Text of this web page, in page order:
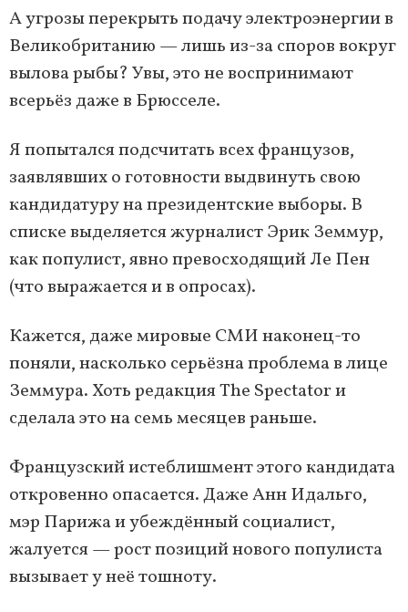
А угрозы перекрыть подачу электроэнергии в
Великобританию — лишь из-за споров вокруг
вылова рыбы? Увы, это не воспринимают
всерьёз даже в Брюсселе.
Я попытался подсчитать всех французов,
заявлявших о готовности выдвинуть свою
кандидатуру на президентские выборы. В
списке выделяется журналист Эрик Земмур,
как популист, явно превосходящий Ле Пен
(что выражается и в опросах).
Кажется, даже мировые СМИ наконец-то
поняли, насколько серьёзна проблема в лице
Земмура. Хоть редакция The Spectator и
сделала это на семь месяцев раньше.
Французский истеблишмент этого кандидата
откровенно опасается. Даже Анн Идальго,
мэр Парижа и убеждённый социалист,
жалуется — рост позиций нового популиста
вызывает у неё тошноту.